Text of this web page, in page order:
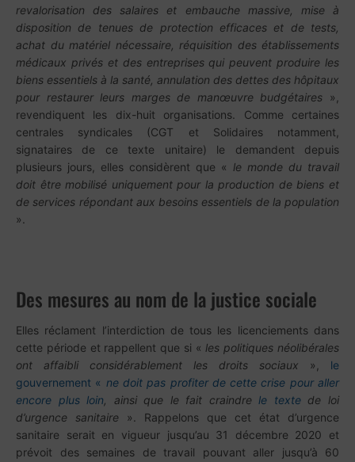
revalorisation des salaires et embauche massive, mise à
disposition de tenues de protection efficaces et de tests,
achat du matériel nécessaire, réquisition des établissements
médicaux privés et des entreprises qui peuvent produire les
biens essentiels à la santé, annulation des dettes des hôpitaux
pour restaurer leurs marges de manœuvre budgétaires »,
revendiquent les dix-huit organisations. Comme certaines
centrales syndicales (CGT et Solidaires notamment,
signataires de ce texte unitaire) le demandent depuis
plusieurs jours, elles considèrent que « le monde du travail
doit être mobilisé uniquement pour la production de biens et
de services répondant aux besoins essentiels de la population
».
Des mesures au nom de la justice sociale
Elles réclament l’interdiction de tous les licenciements dans
cette période et rappellent que si « les politiques néolibérales
ont affaibli considérablement les droits sociaux »,
le
gouvernement « ne doit pas profiter de cette crise pour aller
encore plus loin , ainsi que le fait craindre le textede loi
d’urgence sanitaire ». Rappelons que cet état d’urgence
sanitaire serait en vigueur jusqu’au 31 décembre 2020 et
prévoit des semaines de travail pouvant aller jusqu’à 60